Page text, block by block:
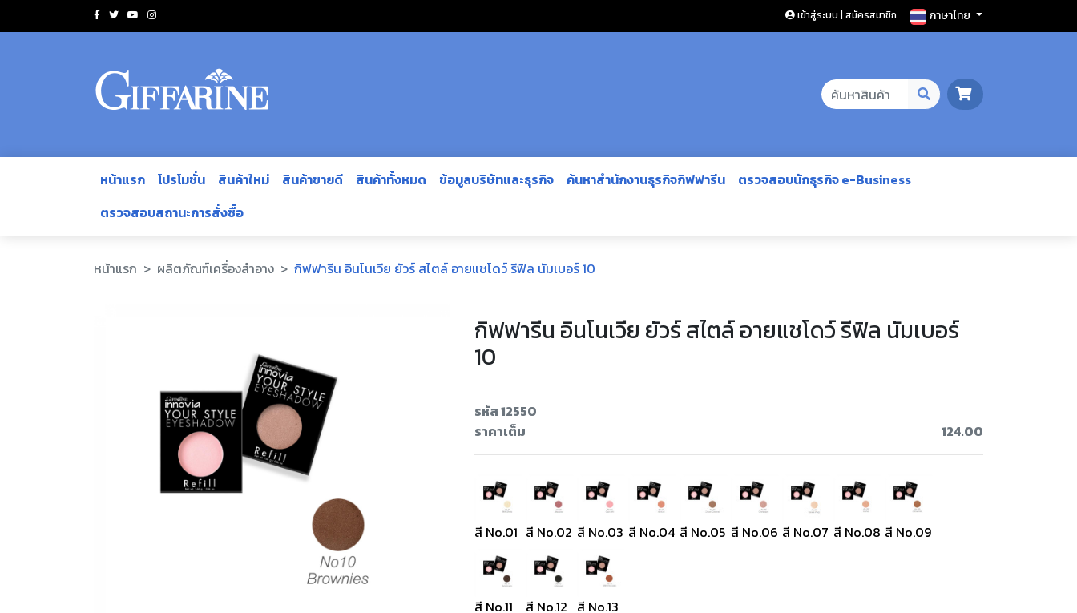
เข้าสู่ระบบ | สมัครสมาชิก ภาษาไทย
หน้าแรก โปรโมชั่น สินค้าใหม่ สินค้าขายดี สินค้าทั้งหมด ข้อมูลบริษัทและธุรกิจ ค้นหาสำนักงานธุรกิจกิฟฟารีน
ตรวจสอบนักธุรกิจ e-Business
ตรวจสอบสถานะการสั่งซื้อ
หน้าแรก ผลิตภัณฑ์เครื่องสำอาง กิฟฟารีน อินโนเวีย ยัวร์ สไตล์ อายแชโดว์ รีฟิล นัมเบอร์ 10
กิฟฟารีน อินโนเวีย ยัวร์ สไตล์ อายแชโดว์ รีฟิล นัมเบอร์
10
รหัส 12550
ราคาเต็ม
124.00
สี No.01 สี No.02 สี No.03 สี No.04 สี No.05 สี No.06 สี No.07 สี No.08 สี No.09
สี No.11 สี No.12 สี No.13